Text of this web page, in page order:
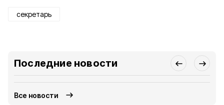
секретарь
Последние новости
Все новости